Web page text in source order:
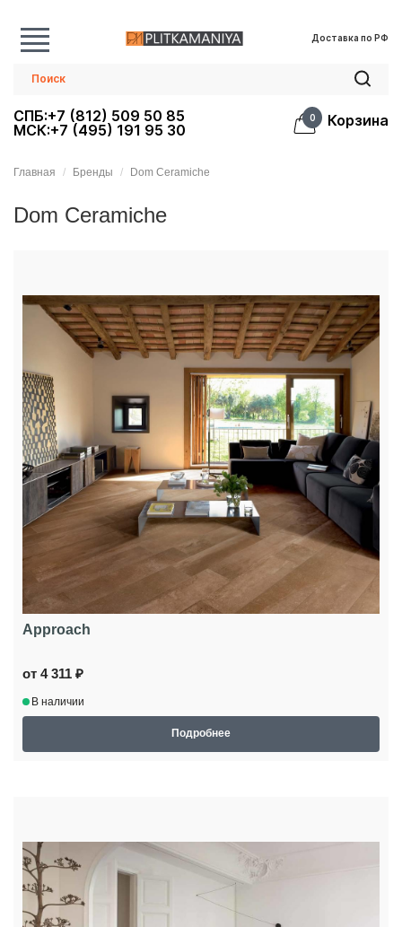
Доставка по РФ
СПБ:+7 (812) 509 50 85
МСК:+7 (495) 191 95 30
0 Корзина
Главная Бренды Dom Ceramiche
Dom Ceramiche
Approach
от 4 311 ₽
В наличии
Подробнее